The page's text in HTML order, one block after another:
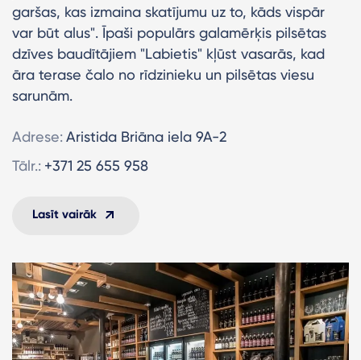
garšas, kas izmaina skatījumu uz to, kāds vispār
var būt alus". Īpaši populārs galamērķis pilsētas
dzīves baudītājiem "Labietis" kļūst vasarās, kad
āra terase čalo no rīdzinieku un pilsētas viesu
sarunām.
Adrese: Aristida Briāna iela 9A-2
Tālr.: +371 25 655 958
Lasīt vairāk